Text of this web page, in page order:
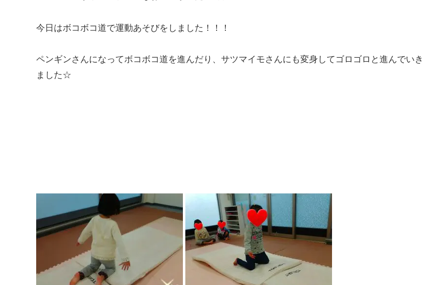
今日はボコボコ道で運動あそびをしました！！！
ペンギンさんになってボコボコ道を進んだり、サツマイモさんにも変身してゴロゴロと進んでいき
ました☆